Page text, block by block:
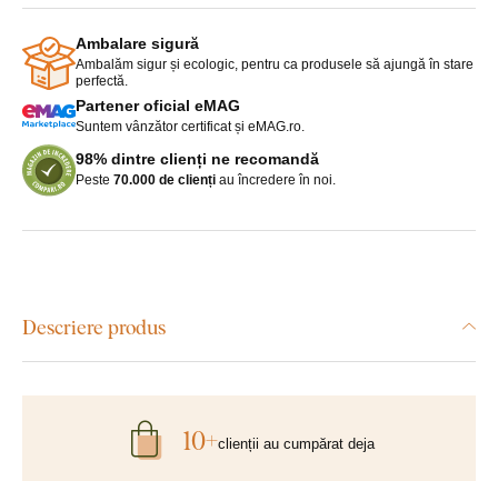
Ambalare sigură
Ambalăm sigur și ecologic, pentru ca produsele să ajungă în stare
perfectă.
Partener oficial eMAG
Suntem vânzător certificat și eMAG.ro.
98% dintre clienți ne recomandă
Peste 70.000 de clienți au încredere în noi.
Descriere produs
10+clienții au cumpărat deja